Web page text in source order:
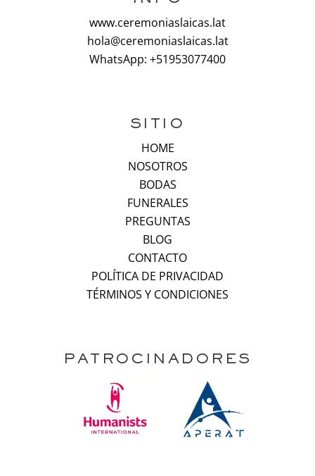
www.ceremoniaslaicas.lat
hola@ceremoniaslaicas.lat
WhatsApp: +51953077400
SITIO
HOME
NOSOTROS
BODAS
FUNERALES
PREGUNTAS
BLOG
CONTACTO
POLÍTICA DE PRIVACIDAD
TÉRMINOS Y CONDICIONES
PATROCINADORES